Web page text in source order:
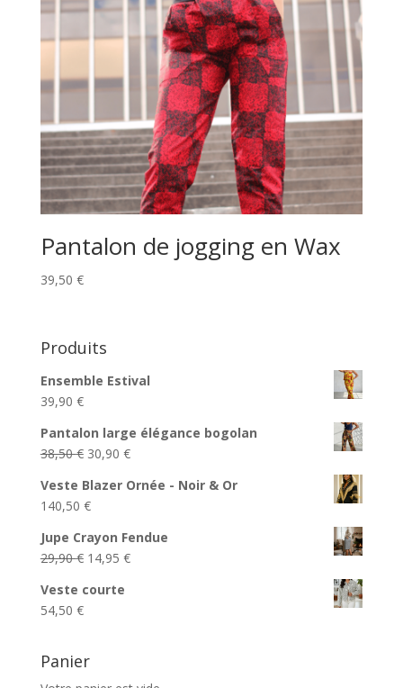
Pantalon de jogging en Wax
39,50 €
Produits
Ensemble Estival
39,90 €
Pantalon large élégance bogolan
38,50€ Le
initial
était :
38,50 €.
30,90 €Le
actuel
30,90 €.
Veste Blazer Ornée - Noir & Or
140,50 €
Jupe Crayon Fendue
29,90€ Le
initial
14,95 €Le
Veste courte
54,50 €
Panier